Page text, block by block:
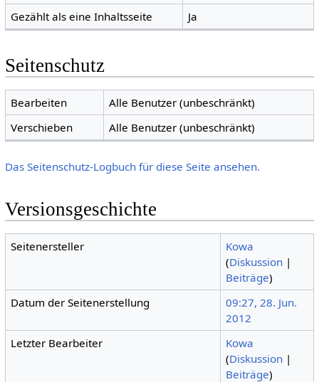
Gezählt als eine Inhaltsseite Ja
Seitenschutz
Bearbeiten
Alle Benutzer (unbeschränkt)
Verschieben
Alle Benutzer (unbeschränkt)
Das Seitenschutz-Logbuch für diese Seite ansehen.
Versionsgeschichte
Seitenersteller
Kowa
(Diskussion |
Beiträge)
Datum der Seitenerstellung
09:27, 28. Jun.
2012
Letzter Bearbeiter
Kowa
(Diskussion |
Beiträge)